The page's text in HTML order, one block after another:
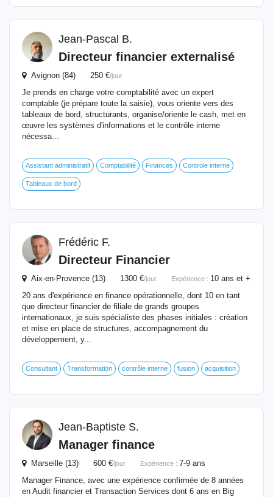
Jean-Pascal B.
Directeur financier externalisé
Avignon (84) 250 €/jour
Je prends en charge votre comptabilité avec un expert
comptable (je prépare toute la saisie), vous oriente vers des
tableaux de bord, structurants, organise/oriente le cash, met en
œuvre les systèmes d'informations et le contrôle interne
nécessa...
Assistant administratif Comptabilité Finances Controle interne
Tableaux de bord
Frédéric F.
Directeur Financier
Aix-en-Provence (13) 1300 €/jour Expérience : 10 ans et +
20 ans d'expérience en finance opérationnelle, dont 10 en tant
que directeur financier de filiale de grands groupes
internationaux, je suis spécialiste des phases initiales : création
et mise en place de structures, accompagnement du
développement, y...
Consultant Transformation contrôle interne fusion acquisition
Jean-Baptiste S.
Manager finance
Marseille (13) 600 €/jour Expérience : 7-9 ans
Manager Finance, avec une expérience confirmée de 8 années
en Audit financier et Transaction Services dont 6 ans en Big